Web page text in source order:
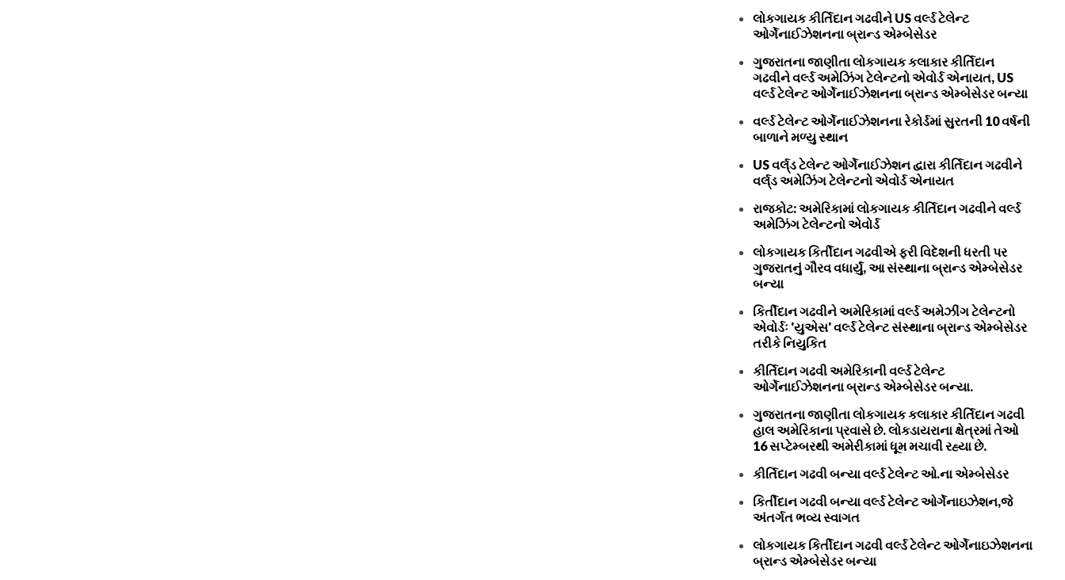
લોકગાયક કીર્તિદાન ગઢવીને US વર્લ્ડ ટેલેન્ટ
ઓર્ગેનાઈઝેશનના બ્રાન્ડ એમ્બેસેડર
ગુજરાતના જાણીતા લોકગાયક કલાકાર કીર્તિદાન
ગઢવીને વર્લ્ડ અમેઝિંગ ટેલેન્ટનો એવોર્ડ એનાયત, US
વર્લ્ડ ટેલેન્ટ ઓર્ગેનાઈઝેશનના બ્રાન્ડ એમ્બેસેડર બન્યા
વર્લ્ડ ટેલેન્ટ ઓર્ગેનાઈઝેશનના રેકોર્ડમાં સુરતની 10 વર્ષની
બાળાને મળ્યુ સ્થાન
US વર્લ્‌ડ ટેલેન્ટ ઓર્ગેનાઈઝેશન દ્વારા કીર્તિદાન ગઢવીને
વર્લ્‌ડ અમેઝિંગ ટેલેન્ટનો એવોર્ડ એનાયત
રાજકોટ: અમેરિકામાં લોકગાયક કીર્તિદાન ગઢવીને વર્લ્ડ
અમેઝિંગ ટેલેન્ટનો એવોર્ડ
લોકગાયક કિર્તીદાન ગઢવીએ ફરી વિદેશની ધરતી પર
ગુજરાતનું ગૌરવ વધાર્યું, આ સંસ્થાના બ્રાન્ડ એમ્બેસેડર
બન્યા
કિર્તીદાન ગઢવીને અમેરિકામાં વર્લ્ડ અમેઝીંગ ટેલેન્ટનો
એવોર્ડઃ 'યુએસ' વર્લ્ડ ટેલેન્ટ સંસ્થાના બ્રાન્ડ એમ્બેસેડર
તરીકે નિયુકિત
કીર્તિદાન ગઢવી અમેરિકાની વર્લ્ડ ટેલેન્ટ
ઓર્ગેનાઈઝેશનના બ્રાન્ડ એમ્બેસેડર બન્યા.
ગુજરાતના જાણીતા લોકગાયક કલાકાર કીર્તિદાન ગઢવી
હાલ અમેરિકાના પ્રવાસે છે. લોકડાયરાના ક્ષેત્રમાં તેઓ
16 સપ્ટેમ્બરથી અમેરીકામાં ધૂમ મચાવી રહ્યા છે.
કીર્તિદાન ગઢવી બન્યા વર્લ્ડ ટેલેન્ટ ઓ.ના એમ્બેસેડર
કિર્તીદાન ગઢવી બન્યા વર્લ્ડ ટેલેન્ટ ઓર્ગેનાઇઝેશન,જે
અંતર્ગત ભવ્ય સ્વાગત
લોકગાયક કિર્તીદાન ગઢવી વર્લ્ડ ટેલેન્ટ ઓર્ગેનાઇઝેશનના
બ્રાન્ડ એમ્બેસેડર બન્યા